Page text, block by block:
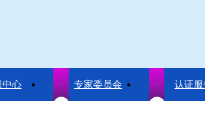
中心 专家委员会 认证服